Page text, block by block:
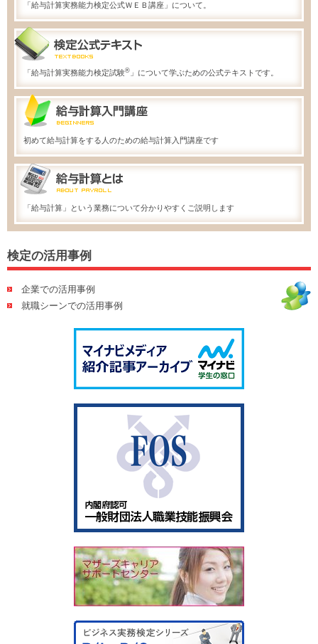
「給与計算実務能力検定公式ＷＥＢ講座」について。
「給与計算実務能力検定試験® 」について学ぶための公式テキストです。
初めて給与計算をする人のための給与計算入門講座です
「給与計算」という業務について分かりやすくご説明します
検定の活用事例
企業での活用事例
就職シーンでの活用事例